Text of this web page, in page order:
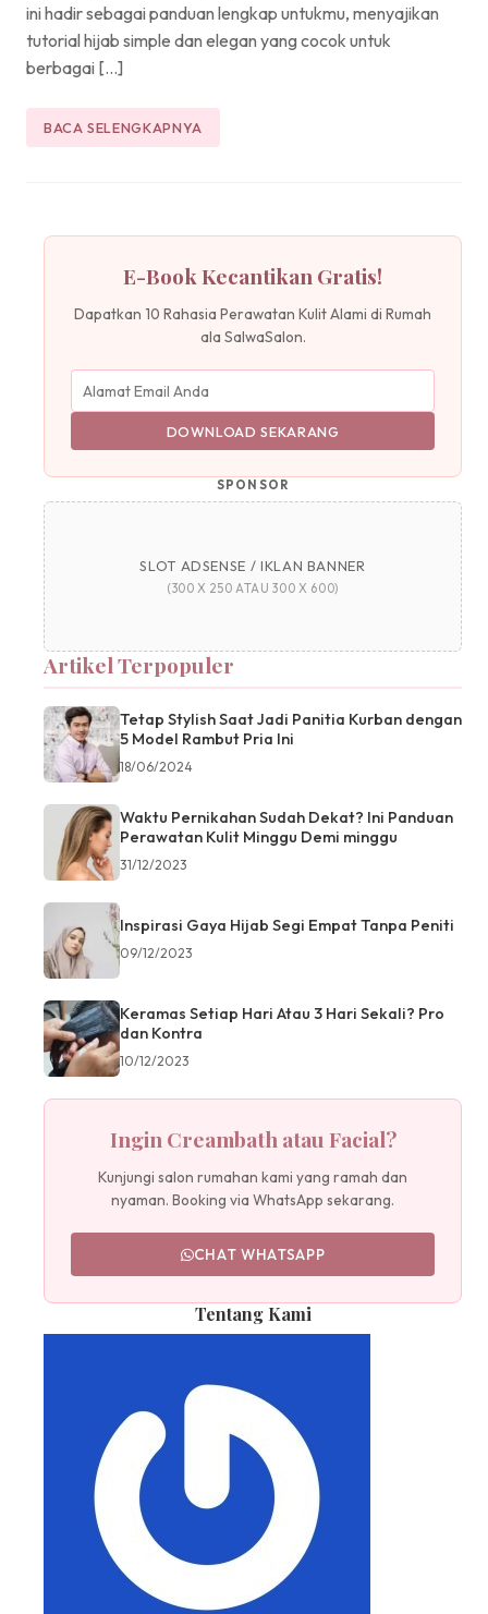
ini hadir sebagai panduan lengkap untukmu, menyajikan
tutorial hijab simple dan elegan yang cocok untuk
berbagai […]
BACA SELENGKAPNYA
E-Book Kecantikan Gratis!
Dapatkan 10 Rahasia Perawatan Kulit Alami di Rumah
ala SalwaSalon.
DOWNLOAD SEKARANG
SPONSOR
SLOT ADSENSE / IKLAN BANNER
(300 X 250 ATAU 300 X 600)
Artikel Terpopuler
Tetap Stylish Saat Jadi Panitia Kurban dengan
5 Model Rambut Pria Ini
18/06/2024
Waktu Pernikahan Sudah Dekat? Ini Panduan
Perawatan Kulit Minggu Demi minggu
31/12/2023
Inspirasi Gaya Hijab Segi Empat Tanpa Peniti
09/12/2023
Keramas Setiap Hari Atau 3 Hari Sekali? Pro
dan Kontra
10/12/2023
Ingin Creambath atau Facial?
Kunjungi salon rumahan kami yang ramah dan
nyaman. Booking via WhatsApp sekarang.
CHAT WHATSAPP
Tentang Kami